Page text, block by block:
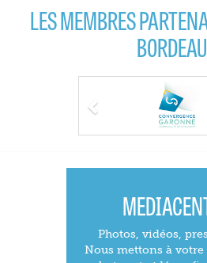
LES MEMBRES
Photos, vidéos,
Nous mettons à